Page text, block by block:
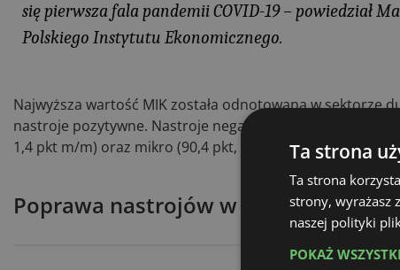
się pierwsza fala pandemii COVID-19 – powiedział
Polskiego Instytutu Ekonomicznego.
Najwyższa wartość MIK została odnotowana w sektorze
nastroje pozytywne. Nastroje negatywne przeważają w
1,4 pkt m/m) oraz mikro (90,4 pkt, wzrost o 1,7 pkt m/m).
Poprawa nastrojów w budownictwie
Ta strona
Ta strona
strony, wyrażasz
naszej polityki
POKAŻ